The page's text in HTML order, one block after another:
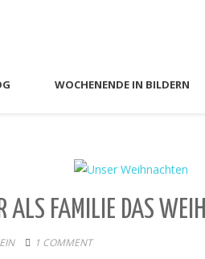
WOCHENENDE IN BILDERN
FAMILIE DAS
1 COMMENT